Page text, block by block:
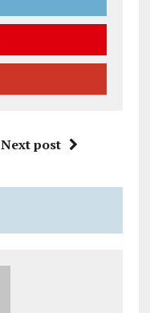
Next post